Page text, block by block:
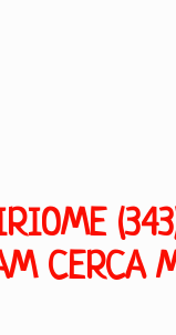
CERCA